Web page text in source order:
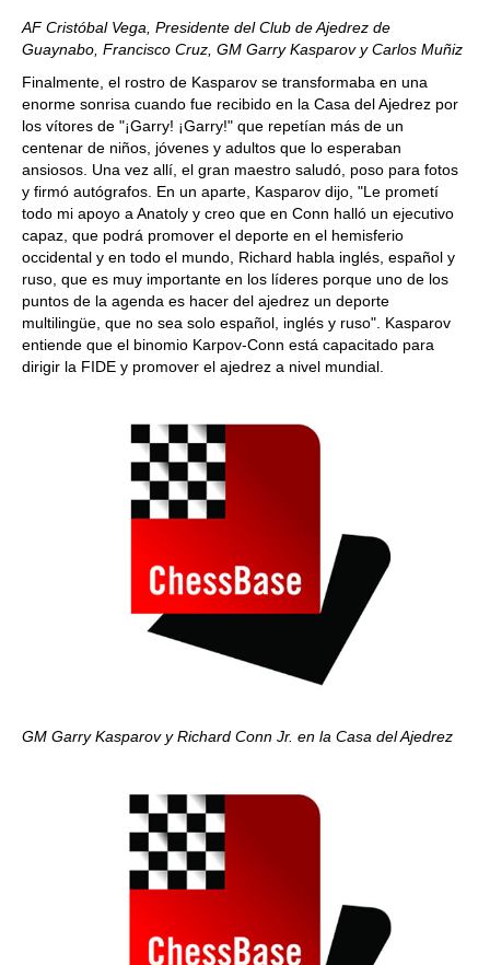
AF Cristóbal Vega, Presidente del Club de Ajedrez de
Guaynabo, Francisco Cruz, GM Garry Kasparov y Carlos Muñiz
Finalmente, el rostro de Kasparov se transformaba en una
enorme sonrisa cuando fue recibido en la Casa del Ajedrez por
los vítores de "¡Garry! ¡Garry!" que repetían más de un
centenar de niños, jóvenes y adultos que lo esperaban
ansiosos. Una vez allí, el gran maestro saludó, poso para fotos
y firmó autógrafos. En un aparte, Kasparov dijo, "Le prometí
todo mi apoyo a Anatoly y creo que en Conn halló un ejecutivo
capaz, que podrá promover el deporte en el hemisferio
occidental y en todo el mundo, Richard habla inglés, español y
ruso, que es muy importante en los líderes porque uno de los
puntos de la agenda es hacer del ajedrez un deporte
multilingüe, que no sea solo español, inglés y ruso". Kasparov
entiende que el binomio Karpov-Conn está capacitado para
dirigir la FIDE y promover el ajedrez a nivel mundial.
GM Garry Kasparov y Richard Conn Jr. en la Casa del Ajedrez